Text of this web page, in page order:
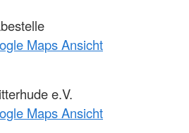
Maps Ansicht
e.V.
Maps Ansicht